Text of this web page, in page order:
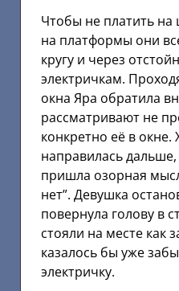
Чтобы не платить
на платформы они
кругу и через
электричкам.
окна Яра обратила
рассматривают не
конкретно её в окне.
направилась дальше,
пришла озорная
нет”. Девушка
повернула голову в
стояли на месте как
казалось бы уже
электричку.